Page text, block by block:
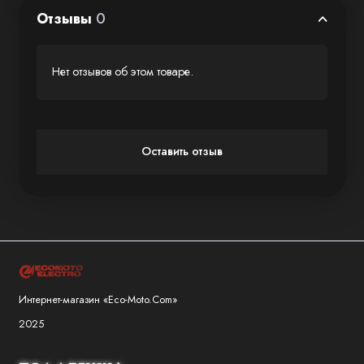
крыла самолета, интенсивное выражение
освещения в темноте.
Отзывы 0
Нет отзывов об этом товаре.
Оставить отзыв
Интернет-магазин «Eco-Moto.Com»
2025